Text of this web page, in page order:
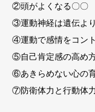
②頭がよくなる〇〇
③運動神経は遺伝よ
④運動で感情をコン
⑤自己肯定感の高め
⑥あきらめない心の
⑦防衛体力と行動体力